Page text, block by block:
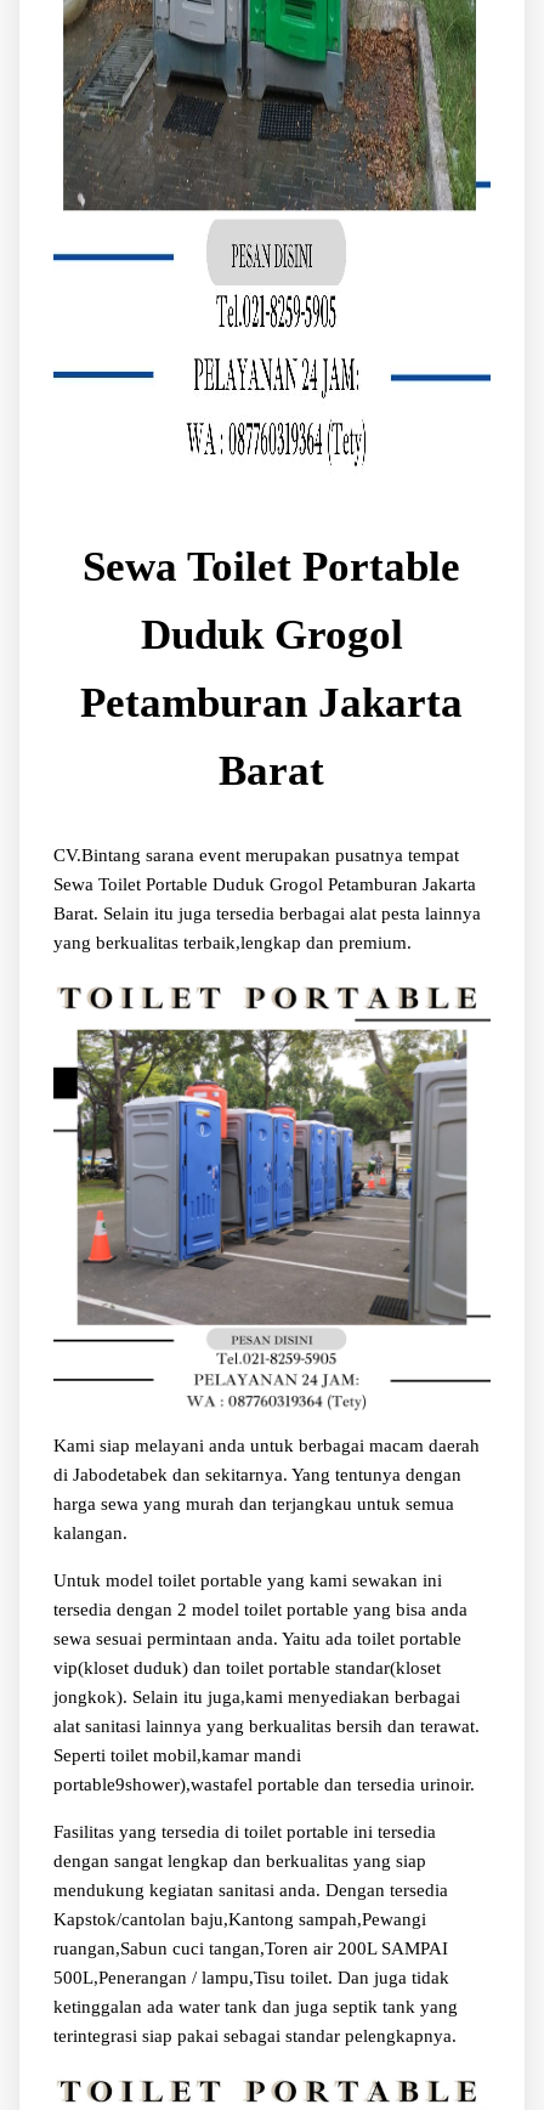
Sewa Toilet Portable
Duduk Grogol
Petamburan Jakarta
Barat
CV.Bintang sarana event merupakan pusatnya tempat
Sewa Toilet Portable Duduk Grogol Petamburan Jakarta
Barat. Selain itu juga tersedia berbagai alat pesta lainnya
yang berkualitas terbaik,lengkap dan premium.
Kami siap melayani anda untuk berbagai macam daerah
di Jabodetabek dan sekitarnya. Yang tentunya dengan
harga sewa yang murah dan terjangkau untuk semua
kalangan.
Untuk model toilet portable yang kami sewakan ini
tersedia dengan 2 model toilet portable yang bisa anda
sewa sesuai permintaan anda. Yaitu ada toilet portable
vip(kloset duduk) dan toilet portable standar(kloset
jongkok). Selain itu juga,kami menyediakan berbagai
alat sanitasi lainnya yang berkualitas bersih dan terawat.
Seperti toilet mobil,kamar mandi
portable9shower),wastafel portable dan tersedia urinoir.
Fasilitas yang tersedia di toilet portable ini tersedia
dengan sangat lengkap dan berkualitas yang siap
mendukung kegiatan sanitasi anda. Dengan tersedia
Kapstok/cantolan baju,Kantong sampah,Pewangi
ruangan,Sabun cuci tangan,Toren air 200L SAMPAI
500L,Penerangan / lampu,Tisu toilet. Dan juga tidak
ketinggalan ada water tank dan juga septik tank yang
terintegrasi siap pakai sebagai standar pelengkapnya.